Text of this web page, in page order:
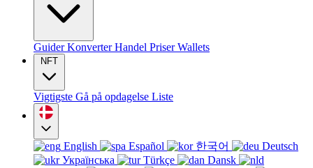
GuiderKonverterHandel PriserWallets
NFT
Vigtigste Gå på opdagelse Liste
English Español 한국어
Deutsch
Українська
Türkçe
Dansk